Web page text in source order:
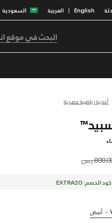
English
| العربية السعودية
أحذية رياضية عصرية
Price reduced
ر.س to
أبيض